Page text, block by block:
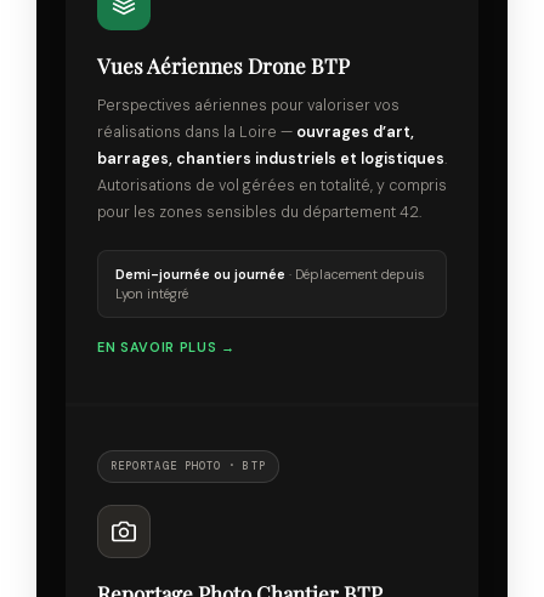
Vues Aériennes Drone BTP
Perspectives aériennes pour valoriser vos
réalisations dans la Loire — ouvrages d’art,
barrages, chantiers industriels et logistiques.
Autorisations de vol gérées en totalité, y compris
pour les zones sensibles du département 42.
Demi-journée ou journée · Déplacement depuis
Lyon intégré
EN SAVOIR PLUS →
REPORTAGE PHOTO · BTP